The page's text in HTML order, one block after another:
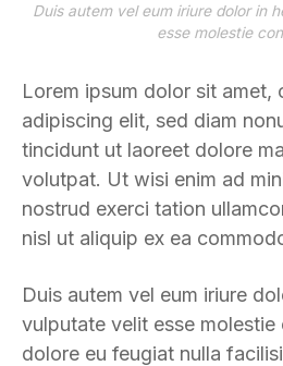
Duis autem vel eum iriure dolor in
esse molestie
Lorem ipsum dolor sit amet,
adipiscing elit, sed diam
tincidunt ut laoreet dolore
volutpat. Ut wisi enim ad
nostrud exerci tation
nisl ut aliquip ex ea
Duis autem vel eum iriure
vulputate velit esse molestie
dolore eu feugiat nulla